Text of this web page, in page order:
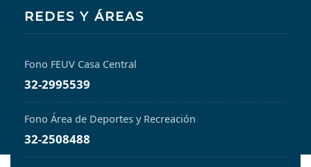
REDES Y ÁREAS
Fono FEUV Casa Central
32-2995539
Fono Área de Deportes y Recreación
32-2508488